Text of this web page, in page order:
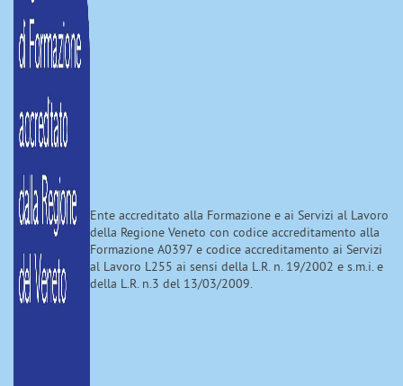
Ente accreditato alla Formazione e ai Servizi al Lavoro
della Regione Veneto con codice accreditamento alla
Formazione A0397 e codice accreditamento ai Servizi
al Lavoro L255 ai sensi della L.R. n. 19/2002 e s.m.i. e
della L.R. n.3 del 13/03/2009.